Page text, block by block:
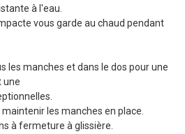
à l'eau.
vous garde au chaud pendant
les manches et dans le dos pour une
une
les manches en place.
à fermeture à glissière.